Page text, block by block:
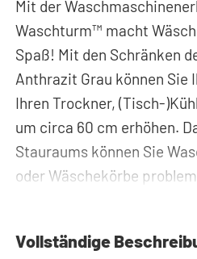
Mit der
Waschturm™ macht
Spaß! Mit den Schränken
Anthrazit Grau können Sie
Ihren Trockner, (Tisch-
um circa 60 cm erhöhen.
Stauraums können Sie
oder Wäschekörbe
Vollständige